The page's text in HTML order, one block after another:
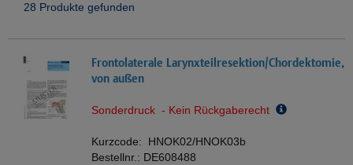
28 Produkte gefunden
Frontolaterale Larynxteilresektion/Chordektomie,
von außen
Sonderdruck - Kein Rückgaberecht
Kurzcode: HNOK02/HNOK03b
Bestellnr.: DE608488